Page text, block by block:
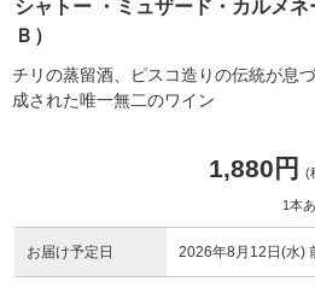
シャトー ・ミュザード・カルメネ
Ｂ）
チリの蒸留酒、ピスコ造りの伝統が息
成された唯一無二のワイン
1,880円 (
1本
お届け予定日 2026年8月12日(水)